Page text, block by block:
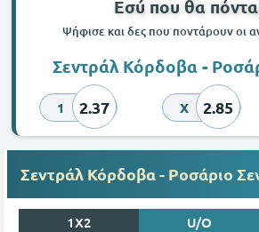
Εσύ που θα
Ψήφισε και δες που ποντάρουν οι
Σεντράλ Κόρδοβα -
1 2.37 X 2.85
Σεντράλ Κόρδοβα - Ροσάριο
1X2 U/O